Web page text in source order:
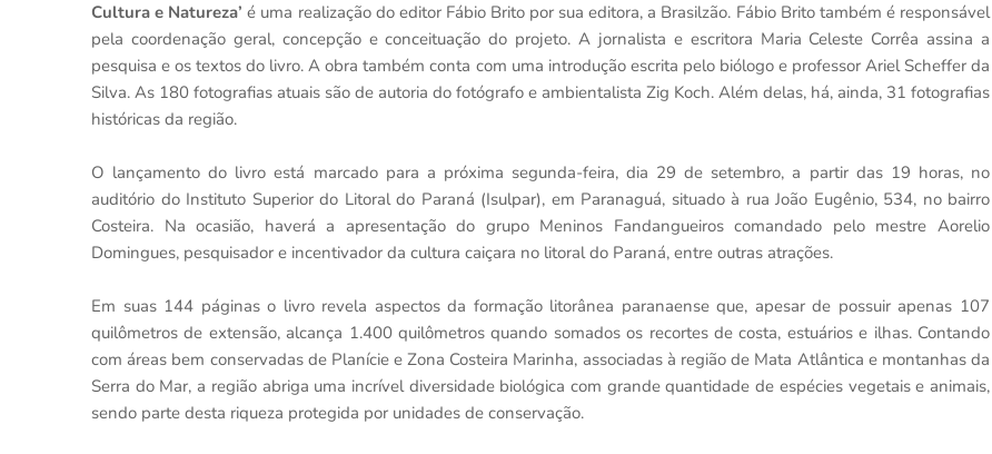
Cultura e Natureza’ é uma realização do editor Fábio Brito por sua editora, a Brasilzão. Fábio Brito também é responsável
pela coordenação geral, concepção e conceituação do projeto. A jornalista e escritora Maria Celeste Corrêa assina a
pesquisa e os textos do livro. A obra também conta com uma introdução escrita pelo biólogo e professor Ariel Scheffer da
Silva. As 180 fotografias atuais são de autoria do fotógrafo e ambientalista Zig Koch. Além delas, há, ainda, 31 fotografias
históricas da região.
O lançamento do livro está marcado para a próxima segunda-feira, dia 29 de setembro, a partir das 19 horas, no
auditório do Instituto Superior do Litoral do Paraná (Isulpar), em Paranaguá, situado à rua João Eugênio, 534, no bairro
Costeira. Na ocasião, haverá a apresentação do grupo Meninos Fandangueiros comandado pelo mestre Aorelio
Domingues, pesquisador e incentivador da cultura caiçara no litoral do Paraná, entre outras atrações.
Em suas 144 páginas o livro revela aspectos da formação litorânea paranaense que, apesar de possuir apenas 107
quilômetros de extensão, alcança 1.400 quilômetros quando somados os recortes de costa, estuários e ilhas. Contando
com áreas bem conservadas de Planície e Zona Costeira Marinha, associadas à região de Mata Atlântica e montanhas da
Serra do Mar, a região abriga uma incrível diversidade biológica com grande quantidade de espécies vegetais e animais,
sendo parte desta riqueza protegida por unidades de conservação.